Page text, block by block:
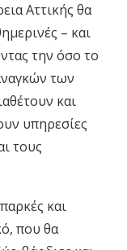
Αττικής θα
– και
την όσο το
των
και
υπηρεσίες
τους
και
που θα